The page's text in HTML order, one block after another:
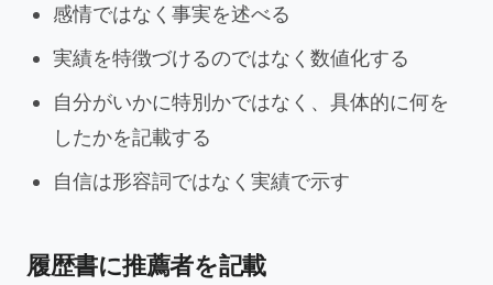
感情ではなく事実を述べる
実績を特徴づけるのではなく数値化する
自分がいかに特別かではなく、具体的に何を
したかを記載する
自信は形容詞ではなく実績で示す
履歴書に推薦者を記載